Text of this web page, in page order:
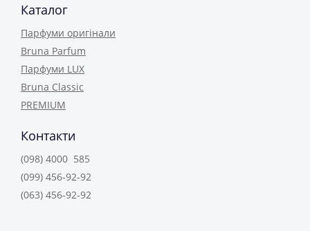
Каталог
Парфуми оригінали
Bruna Parfum
Парфуми LUX
Bruna Classic
PREMIUM
Контакти
(098) 4000 585
(099) 456-92-92
(063) 456-92-92